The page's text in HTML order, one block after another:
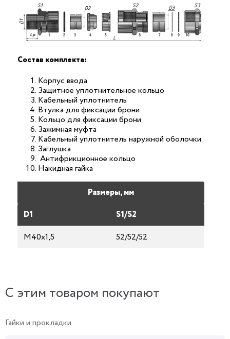
Состав комплекта:
Корпус ввода
Защитное уплотнительное кольцо
Кабельный уплотнитель
Втулка для фиксации брони
Кольцо для фиксации брони
Зажимная муфта
Кабельный уплотнитель наружной оболочки
Заглушка
Антифрикционное кольцо
Накидная гайка
Размеры, мм
D1
S1/S2
М40х1,5
52/52/52
C этим товаром покупают
Гайки и прокладки